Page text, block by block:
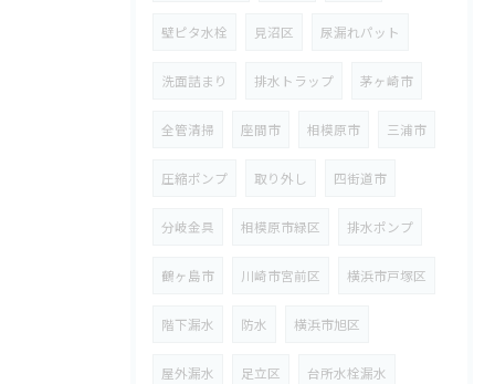
壁ピタ水栓 見沼区 尿漏れパット
洗面詰まり 排水トラップ 茅ヶ崎市
全管清掃 座間市 相模原市 三浦市
圧縮ポンプ 取り外し 四街道市
分岐金具 相模原市緑区 排水ポンプ
鶴ヶ島市 川崎市宮前区 横浜市戸塚区
階下漏水 防水 横浜市旭区
屋外漏水 足立区 台所水栓漏水